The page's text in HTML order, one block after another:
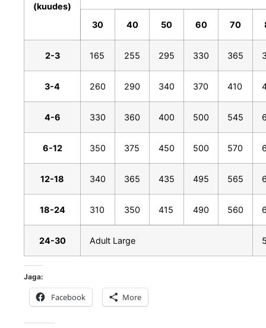
(kuudes)
30 40 50 60 70
2-3 165 255 295 330 365
3-4 260 290 340 370 410
4-6 330 360 400 500 545
6-12 350 375 450 500 570
12-18 340 365 435 495 565
18-24 310 350 415 490 560
24-30 Adult Large
Jaga:
Facebook More